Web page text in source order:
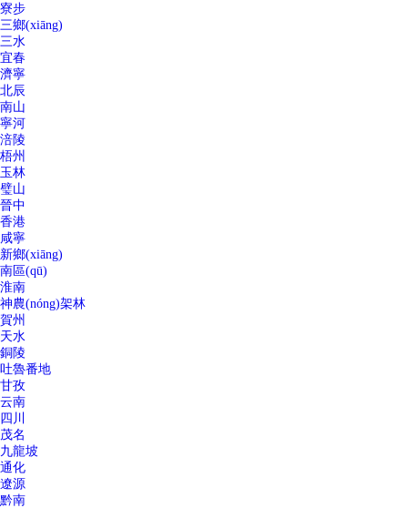
寮步
三鄉(xiāng)
三水
宜春
濟寧
北辰
南山
寧河
涪陵
梧州
玉林
璧山
晉中
香港
咸寧
新鄉(xiāng)
南區(qū)
淮南
神農(nóng)架林
賀州
天水
銅陵
吐魯番地
甘孜
云南
四川
茂名
九龍坡
通化
遼源
黔南